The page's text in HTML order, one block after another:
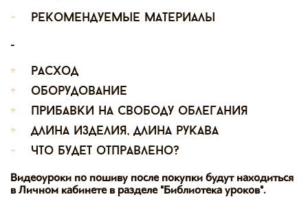
-
рекомендуемые материалы
-
+
расход
+
оборудование
+
прибавки на свободу облегания
+
длина изделия, длина рукава
-
что будет отправлено?
Видеоуроки по пошиву после покупки будут находиться
в Личном кабинете в разделе "Библиотека уроков".